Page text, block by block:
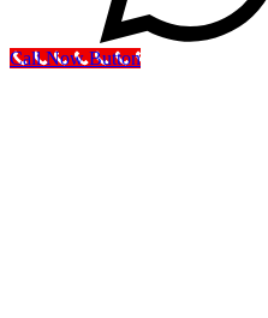
Call Now Button